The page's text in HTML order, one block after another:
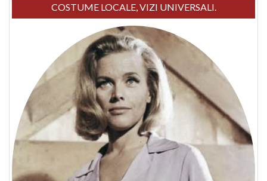
COSTUME LOCALE, VIZI UNIVERSALI.